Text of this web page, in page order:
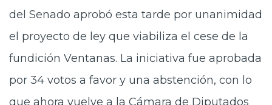
del Senado aprobó esta tarde por unanimidad
el proyecto de ley que viabiliza el cese de la
fundición Ventanas. La iniciativa fue aprobada
por 34 votos a favor y una abstención, con lo
que ahora vuelve a la Cámara de Diputados